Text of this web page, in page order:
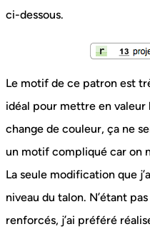
ci-dessous.
Le motif de ce patron est
idéal pour mettre en valeur
change de couleur, ça ne
un motif compliqué car on
La seule modification que
niveau du talon. N’étant
renforcés, j’ai préféré